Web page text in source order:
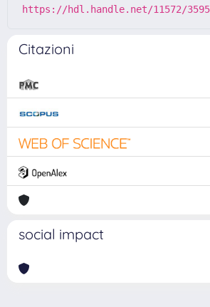
https://hdl.handle.net/11572/
Citazioni
social impact